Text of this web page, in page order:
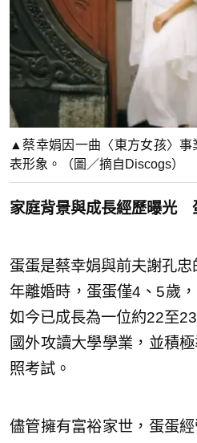
▲蔡幸娟因一曲〈東方女孩〉事
表形象。（圖／摘自Discogs）
家庭背景與成長經歷曝光
蛋蛋是蔡幸娟與前夫謝孔
年離婚時，蛋蛋僅4、5歲
如今已成長為一位約22至
國外攻讀大學學業，並積
照考試。
儘管擁有富裕家世，蛋蛋